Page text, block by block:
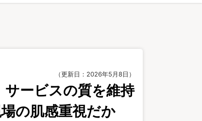
（更新日：2026年5月8日）
サービスの質を維持
の肌感重視だか